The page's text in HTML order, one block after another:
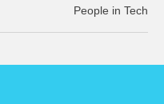
People in Tech